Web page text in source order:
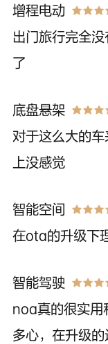
增程电动
出门旅行完全
了
底盘悬架
对于这么大的
上没感觉
智能空间
在ota的升级下
智能驾驶
noa真的很实用
多心，在升级